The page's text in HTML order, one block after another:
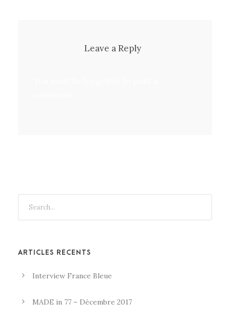
Leave a Reply
ARTICLES RÉCENTS
Interview France Bleue
MADE in 77 – Décembre 2017